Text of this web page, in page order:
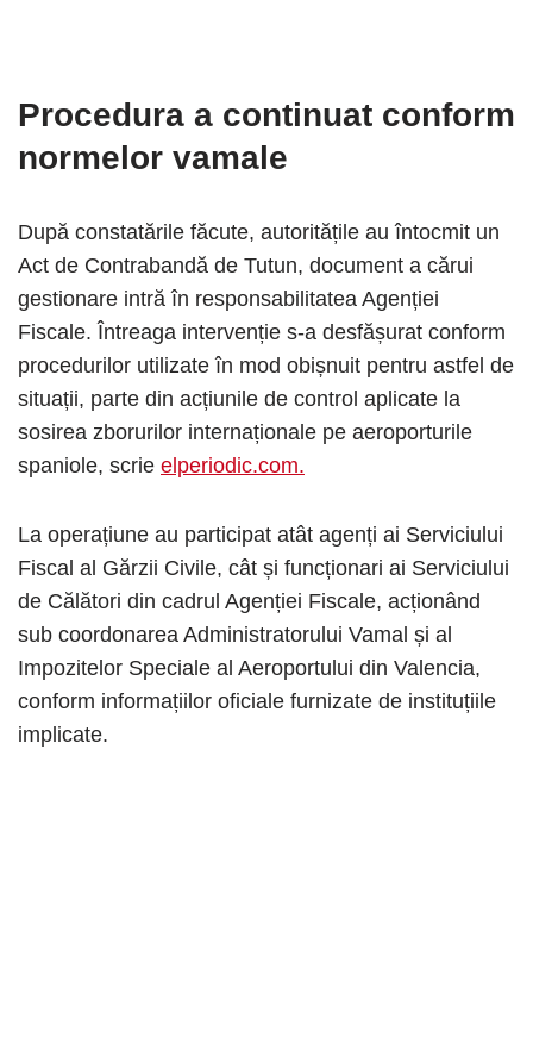
Procedura a continuat conform
normelor vamale
După constatările făcute, autoritățile au întocmit un
Act de Contrabandă de Tutun, document a cărui
gestionare intră în responsabilitatea Agenției
Fiscale. Întreaga intervenție s-a desfășurat conform
procedurilor utilizate în mod obișnuit pentru astfel de
situații, parte din acțiunile de control aplicate la
sosirea zborurilor internaționale pe aeroporturile
spaniole, scrie elperiodic.com.
La operațiune au participat atât agenți ai Serviciului
Fiscal al Gărzii Civile, cât și funcționari ai Serviciului
de Călători din cadrul Agenției Fiscale, acționând
sub coordonarea Administratorului Vamal și al
Impozitelor Speciale al Aeroportului din Valencia,
conform informațiilor oficiale furnizate de instituțiile
implicate.